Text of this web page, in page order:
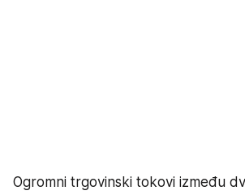
Ogromni trgovinski tokovi između